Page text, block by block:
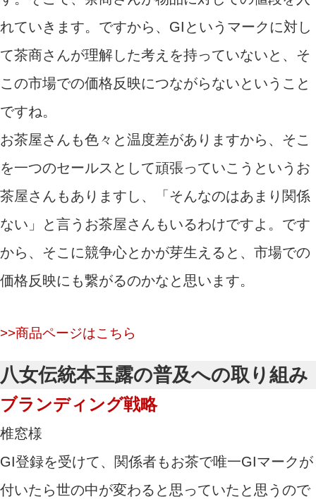
れていきます。ですから、GIというマークに対し
て茶商さんが理解した考えを持っていないと、そ
この市場での価格反映につながらないということ
ですね。
お茶屋さんも色々と温度差がありますから、そこ
を一つのセールスとして頑張っていこうというお
茶屋さんもありますし、「そんなのはあまり関係
ない」と言うお茶屋さんもいるわけですよ。です
から、そこに競争心とかが芽生えると、市場での
価格反映にも繋がるのかなと思います。
>>商品ページはこちら
八女伝統本玉露の普及への取り組み
ブランディング戦略
椎窓様
GI登録を受けて、関係者もお茶で唯一GIマークが
付いたら世の中が変わると思っていたと思うので